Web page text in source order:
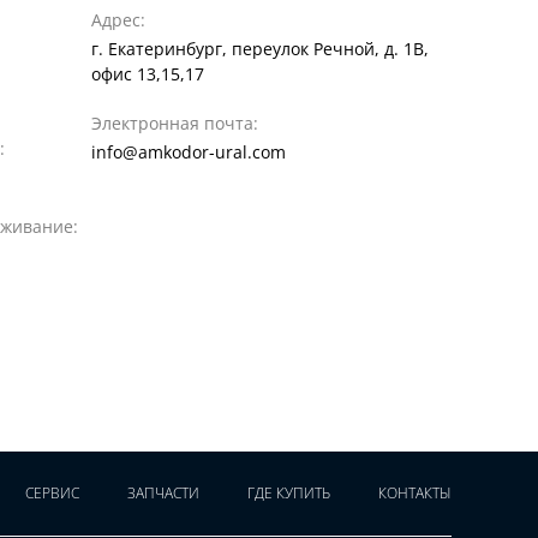
Адрес:
г. Екатеринбург, переулок Речной, д. 1В,
офис 13,15,17
Электронная почта:
info@amkodor-ural.com
СЕРВИС ЗАПЧАСТИ ГДЕ КУПИТЬ КОНТАКТЫ